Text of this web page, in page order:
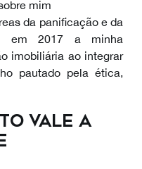
mim
da panificação e da
em 2017 a minha
imobiliária ao integrar
pautado pela ética,
Almada e disponho de
vale a